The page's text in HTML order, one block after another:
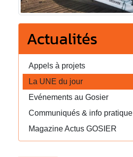
Actualités
Appels à projets
La UNE du jour
Evénements au Gosier
Communiqués & info pratique
Magazine Actus GOSIER